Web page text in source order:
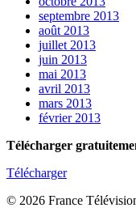
septembre 2013
août 2013
juillet 2013
juin 2013
mai 2013
avril 2013
mars 2013
février 2013
Télécharger
Télécharger
© 2026 France